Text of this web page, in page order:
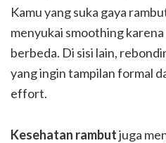
Kamu yang suka gaya
menyukai smoothing
berbeda. Di sisi lain,
yang ingin tampilan formal
effort.
Kesehatan rambutjuga